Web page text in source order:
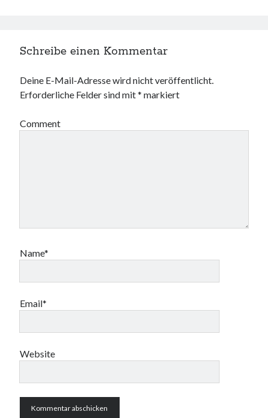
Schreibe einen Kommentar
Deine E-Mail-Adresse wird nicht veröffentlicht.
Erforderliche Felder sind mit* markiert
Comment
Name*
Email*
Website